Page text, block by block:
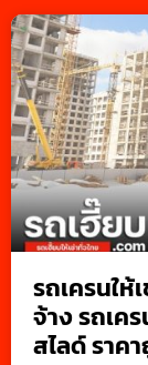
รถเครนให้
จ้าง รถเค
สไลด์ ราค